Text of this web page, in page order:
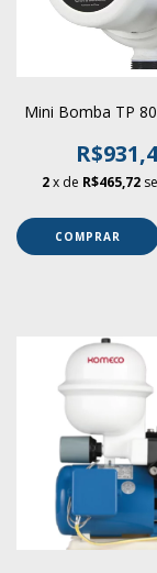
Mini Bomba TP
2 x de R$465,72